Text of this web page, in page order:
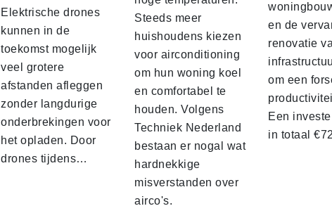
Elektrische drones
kunnen in de
toekomst mogelijk
veel grotere
afstanden afleggen
zonder langdurige
onderbrekingen voor
het opladen. Door
drones tijdens…
Steeds meer
huishoudens kiezen
voor airconditioning
om hun woning koel
en comfortabel te
houden. Volgens
Techniek Nederland
bestaan er nogal wat
hardnekkige
misverstanden over
airco's.
en de
renovatie
om een
Een
in totaal